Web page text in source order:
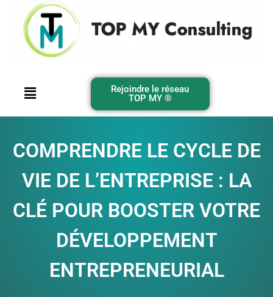
Rejoindre le réseau
TOP MY ®️
COMPRENDRE LE CYCLE DE
VIE DE L’ENTREPRISE : LA
CLÉ POUR BOOSTER VOTRE
DÉVELOPPEMENT
ENTREPRENEURIAL